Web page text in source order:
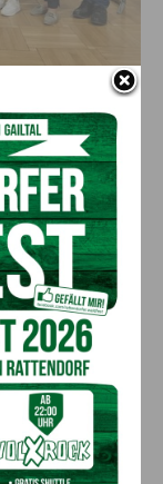
vor
um positive
zu bringen
sagt LAG-
und sich
die Region. Um
wie möglich zu
Wer den QR-
region-